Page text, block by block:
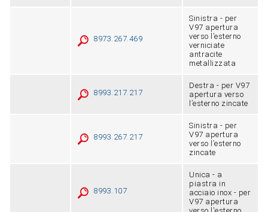
8973.267.469
Sinistra - per
V97 apertura
verso l’esterno
verniciate
antracite
metallizzata
8993.217.217
Destra - per V97
apertura verso
l’esterno zincate
8993.267.217
Sinistra - per
V97 apertura
verso l’esterno
zincate
8993.107
Unica - a
piastra in
acciaio inox - per
V97 apertura